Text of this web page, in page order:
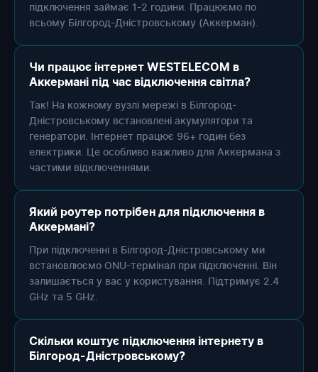
підключення займає 1-2 години. Працюємо по
всьому Білгород-Дністровському (Аккерман).
Чи працює інтернет WESTELECOM в
Аккермані під час відключення світла?
Так! На кожному вузлі мережі в Білгород-
Дністровському встановлені акумулятори та
генератори. Інтернет працює 96+ годин без
електрики. Це особливо важливо для Аккермана з
частими відключеннями.
Який роутер потрібен для підключення в
Аккермані?
При підключенні в Білгород-Дністровському ми
встановлюємо ONU-термінал при підключенні. Він
залишається у вас у користування. Підтримує 2.4
GHz та 5 GHz.
Скільки коштує підключення інтернету в
Білгород-Дністровському?